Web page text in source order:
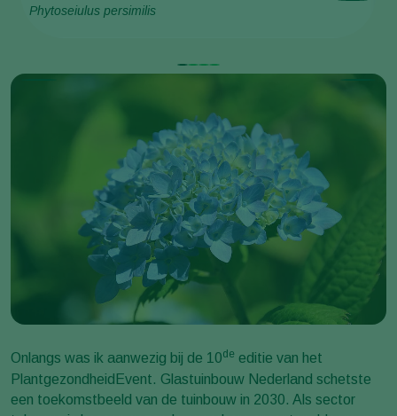
Phytoseiulus persimilis
Onlangs was ik aanwezig bij de 10de editie van het
PlantgezondheidEvent. Glastuinbouw Nederland schetste
een toekomstbeeld van de tuinbouw in 2030. Als sector